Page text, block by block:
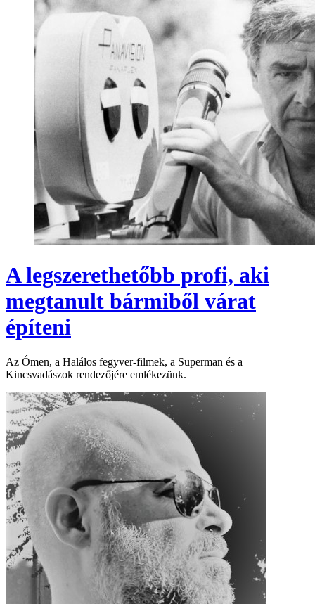
A legszerethetőbb profi, aki
megtanult bármiből várat
építeni
Az Ómen, a Halálos fegyver-filmek, a Superman és a
Kincsvadászok rendezőjére emlékezünk.